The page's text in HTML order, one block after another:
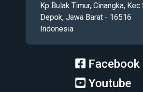
Kp Bulak Timur, Cinangka, Kec
Depok, Jawa Barat - 16516
Indonesia
Facebook
Youtube